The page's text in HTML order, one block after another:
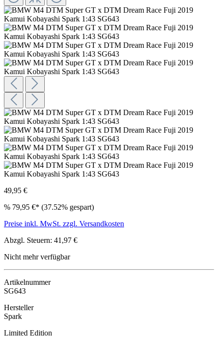
49,95 €
% 79,95 €* (37.52% gespart)
Preise inkl. MwSt. zzgl. Versandkosten
Abzgl. Steuern: 41,97 €
Nicht mehr verfügbar
Artikelnummer
SG643
Hersteller
Spark
Limited Edition